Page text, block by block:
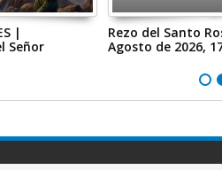
|
Señor
Rezo del Santo
Agosto de 2026,